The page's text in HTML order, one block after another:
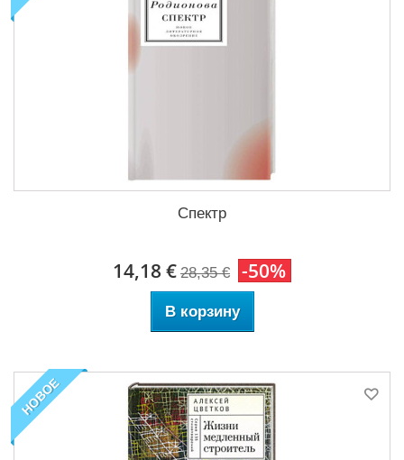
Спектр
14,18 € 28,35 € -50%
В корзину
НОВОЕ